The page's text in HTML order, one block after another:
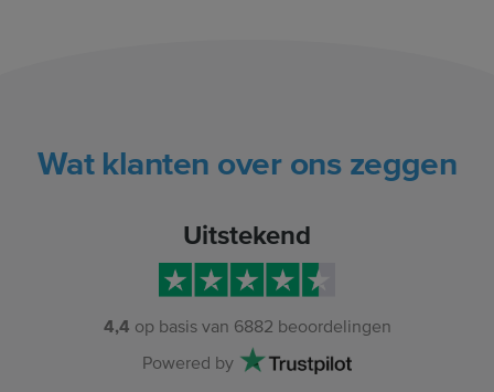
Wat klanten over ons zeggen
Uitstekend
4,4 op basis van 6882 beoordelingen
Powered by